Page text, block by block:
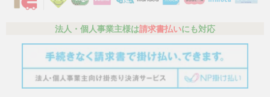
法人・個人事業主様は請求書払いにも対応